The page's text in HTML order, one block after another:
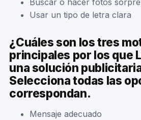
Usar un tipo de letra clara
¿Cuáles son los tres
principales por los que
una solución
Selecciona todas las
correspondan.
Mensaje adecuado